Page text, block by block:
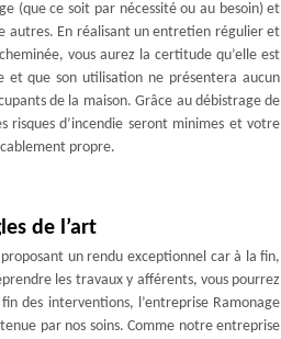
(que ce soit par nécessité ou au besoin) et
autres. En réalisant un entretien régulier et
vous aurez la certitude qu’elle est
et que son utilisation ne présentera aucun
de la maison. Grâce au débistrage de
risques d’incendie seront minimes et votre
propre.
de l’art
un rendu exceptionnel car à la fin,
les travaux y afférents, vous pourrez
des interventions, l’entreprise Ramonage
par nos soins. Comme notre entreprise